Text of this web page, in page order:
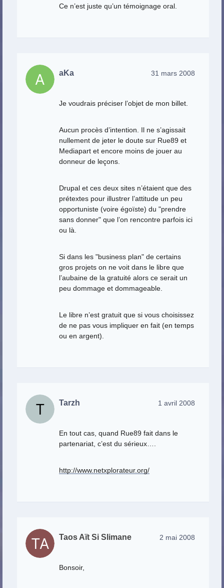
Ce n’est juste qu’un témoignage oral.
aKa 31 mars 2008
Je voudrais préciser l’objet de mon billet.
Aucun procès d’intention. Il ne s’agissait
nullement de jeter le doute sur Rue89 et
Mediapart et encore moins de jouer au
donneur de leçons.
Drupal et ces deux sites n’étaient que des
prétextes pour illustrer l’attitude un peu
opportuniste (voire égoïste) du "prendre
sans donner" que l’on rencontre parfois ici
ou là.
Si dans les "business plan" de certains
gros projets on ne voit dans le libre que
l’aubaine de la gratuité alors ce serait un
peu dommage et dommageable.
Le libre n’est gratuit que si vous choisissez
de ne pas vous impliquer en fait (en temps
ou en argent).
Tarzh 1 avril 2008
En tout cas, quand Rue89 fait dans le
partenariat, c’est du sérieux….
http://www.netxplorateur.org/
Taos Aït Si Slimane 2 mai 2008
Bonsoir,